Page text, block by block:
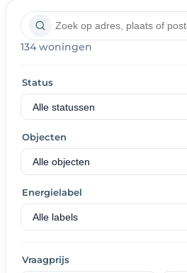
134 woningen
Status
Objecten
Energielabel
Vraagprijs